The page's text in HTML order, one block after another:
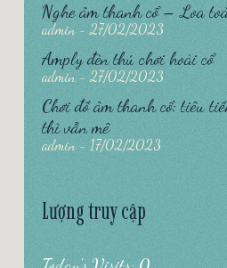
Nghe âm thanh cổ – Loa
admin 27/02/2023
Amply đèn thú chơi hoài cổ
admin 27/02/2023
Chơi đồ âm thanh cổ: tiêu
thì vẫn mê
admin 17/02/2023
Lượng truy cập